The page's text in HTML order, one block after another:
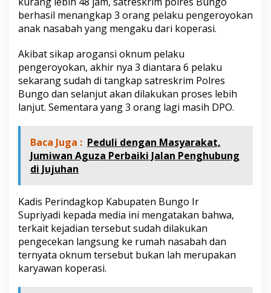
"
R
e
e
n
i
r
"
b
a
n
A
n
g
g
o
t
berhasil menangkap 3 orang pelaku pengeroyokan
anak nasabah yang mengaku dari koperasi.
Akibat sikap arogansi oknum pelaku
pengeroyokan, akhir nya 3 diantara 6 pelaku
sekarang sudah di tangkap satreskrim Polres
Bungo dan selanjut akan dilakukan proses lebih
lanjut. Sementara yang 3 orang lagi masih DPO.
Baca Juga : Peduli dengan Masyarakat,
Jumiwan Aguza Perbaiki Jalan Penghubung
di Jujuhan
Kadis Perindagkop Kabupaten Bungo Ir
Supriyadi kepada media ini mengatakan bahwa,
terkait kejadian tersebut sudah dilakukan
pengecekan langsung ke rumah nasabah dan
ternyata oknum tersebut bukan lah merupakan
karyawan koperasi.